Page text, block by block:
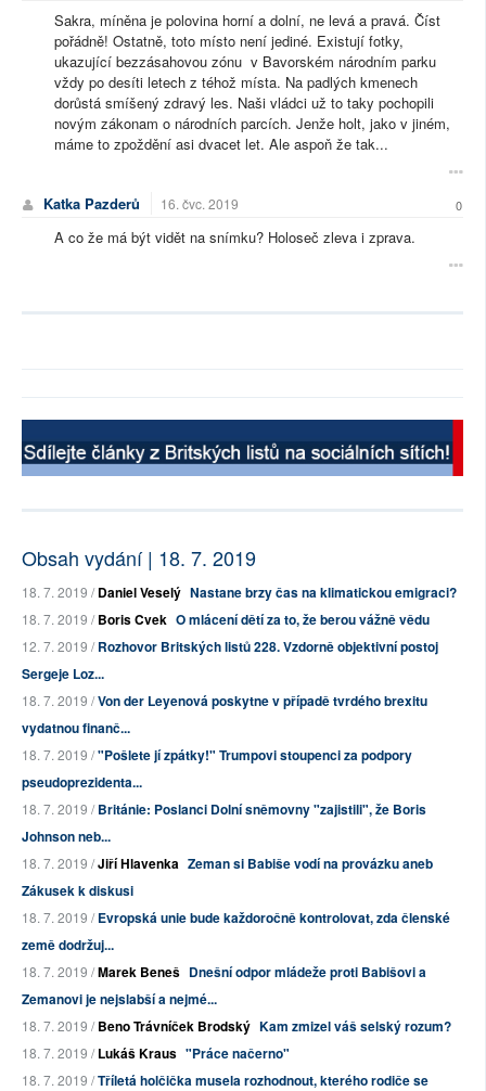
Sakra, míněna je polovina horní a dolní, ne levá a pravá. Číst
pořádně! Ostatně, toto místo není jediné. Existují fotky,
ukazující bezzásahovou zónu v Bavorském národním parku
vždy po desíti letech z téhož místa. Na padlých kmenech
dorůstá smíšený zdravý les. Naši vládci už to taky pochopili
novým zákonam o národních parcích. Jenže holt, jako v jiném,
máme to zpoždění asi dvacet let. Ale aspoň že tak...
Katka Pazderů 16. čvc. 2019 0
A co že má být vidět na snímku? Holoseč zleva i zprava.
Obsah vydání | 18. 7. 2019
18. 7. 2019 /Daniel Veselý Nastane brzy čas na klimatickou emigraci?
18. 7. 2019 /Boris Cvek O mlácení dětí za to, že berou vážně vědu
12. 7. 2019 /Rozhovor Britských listů 228. Vzdorně objektivní postoj
Sergeje Loz...
18. 7. 2019 /Von der Leyenová poskytne v případě tvrdého brexitu
vydatnou finanč...
18. 7. 2019 /"Pošlete jí zpátky!" Trumpovi stoupenci za podpory
pseudoprezidenta...
18. 7. 2019 /Británie: Poslanci Dolní sněmovny "zajistili", že Boris
Johnson neb...
18. 7. 2019 /Jiří Hlavenka Zeman si Babiše vodí na provázku aneb
Zákusek k diskusi
18. 7. 2019 /Evropská unie bude každoročně kontrolovat, zda členské
země dodržuj...
18. 7. 2019 /Marek Beneš Dnešní odpor mládeže proti Babišovi a
Zemanovi je nejslabší a nejmé...
18. 7. 2019 /Beno Trávníček Brodský Kam zmizel váš selský rozum?
18. 7. 2019 /Lukáš Kraus "Práce načerno"
18. 7. 2019 /Tříletá holčička musela rozhodnout, kterého rodiče se